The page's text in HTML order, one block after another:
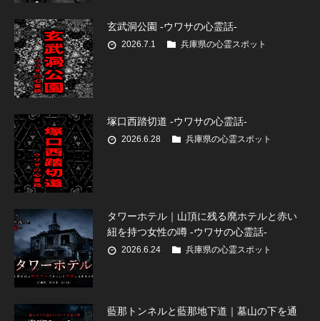
玄武洞公園 -ウワサの心霊話-
2026.7.1 兵庫県の心霊スポット
塚口西踏切道 -ウワサの心霊話-
2026.6.28 兵庫県の心霊スポット
タワーホテル｜山頂に残る廃ホテルと赤い
紐を持つ女性の噂 -ウワサの心霊話-
2026.6.24 兵庫県の心霊スポット
藍那トンネルと藍那地下道｜墓山の下を通